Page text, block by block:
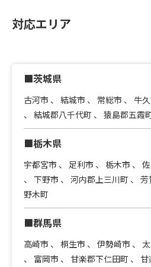
対応エリア
■茨城県
古河市 、 結城市 、 常総市 、 牛
、 結城郡八千代町 、 猿島郡五霞
■栃木県
宇都宮市 、 足利市 、 栃木市 、
、 下野市 、 河内郡上三川町 、 芳
野木町
■群馬県
高崎市 、 桐生市 、 伊勢崎市 、
、 富岡市 、 甘楽郡下仁田町 、 甘